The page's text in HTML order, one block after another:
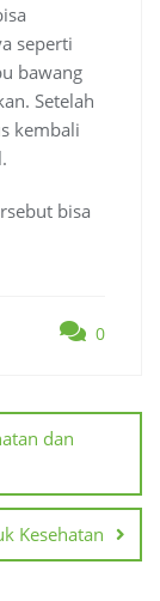
seperti
bawang
Setelah
kembali
bisa
0
dan
Kesehatan